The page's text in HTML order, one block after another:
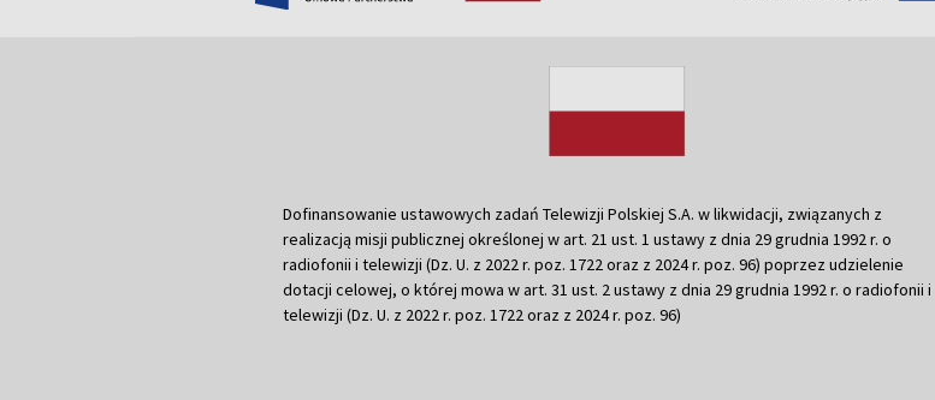
Dofinansowanie ustawowych zadań Telewizji Polskiej S.A. w likwidacji, związanych z
realizacją misji publicznej określonej w art. 21 ust. 1 ustawy z dnia 29 grudnia 1992 r. o
radiofonii i telewizji (Dz. U. z 2022 r. poz. 1722 oraz z 2024 r. poz. 96) poprzez udzielenie
dotacji celowej, o której mowa w art. 31 ust. 2 ustawy z dnia 29 grudnia 1992 r. o radiofonii i
telewizji (Dz. U. z 2022 r. poz. 1722 oraz z 2024 r. poz. 96)